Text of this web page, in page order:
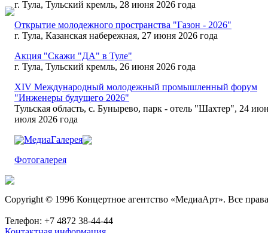
г. Тула, Тульский кремль, 28 июня 2026 года
Открытие молодежного пространства "Газон - 2026"
г. Тула, Казанская набережная, 27 июня 2026 года
Акция "Скажи "ДА" в Туле"
г. Тула, Тульский кремль, 26 июня 2026 года
XIV Международный молодежный промышленный форум
"Инженеры будущего 2026"
Тульская область, с. Бунырево, парк - отель "Шахтер", 24
июля 2026 года
МедиаГалерея
Фотогалерея
Copyright © 1996 Концертное агентство «МедиаАрт». Все
Телефон: +7 4872 38-44-44